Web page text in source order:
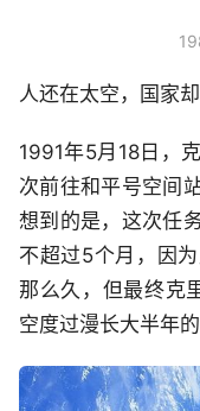
人还在太空，国家却
1991年5月18日，
次前往和平号空间
想到的是，这次任
不超过5个月，因
那么久，但最终克
空度过漫长大半年